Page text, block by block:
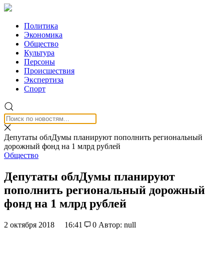
Политика
Экономика
Общество
Культура
Персоны
Происшествия
Экспертиза
Спорт
Депутаты облДумы планируют пополнить региональный
дорожный фонд на 1 млрд рублей
Общество
Депутаты облДумы планируют
пополнить региональный дорожный
фонд на 1 млрд рублей
2 октября 2018 16:41 0 Автор: null